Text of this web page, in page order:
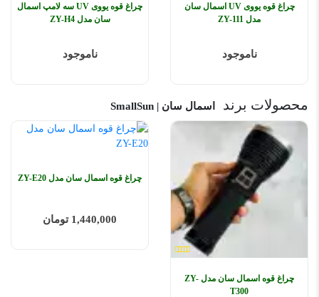
چراغ قوه یووی UV اسمال سان
مدل ZY-111
ناموجود
چراغ قوه یووی UV سه لامپ اسمال
سان مدل ZY-H4
ناموجود
محصولات برند اسمال سان | SmallSun
چراغ قوه اسمال سان مدل ZY-
T300
چراغ قوه اسمال سان مدل ZY-E20
1,440,000 تومان